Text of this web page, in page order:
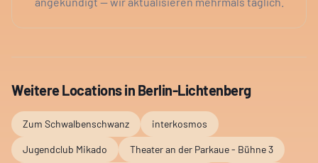
Weitere Locations in Berlin-Lichtenberg
Zum Schwalbenschwanz interkosmos
Jugendclub Mikado Theater an der Parkaue - Bühne 3